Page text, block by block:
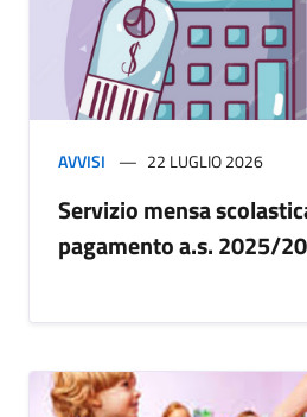
AVVISI 22 LUGLIO 2026
Servizio mensa
pagamento a.s. 2025/